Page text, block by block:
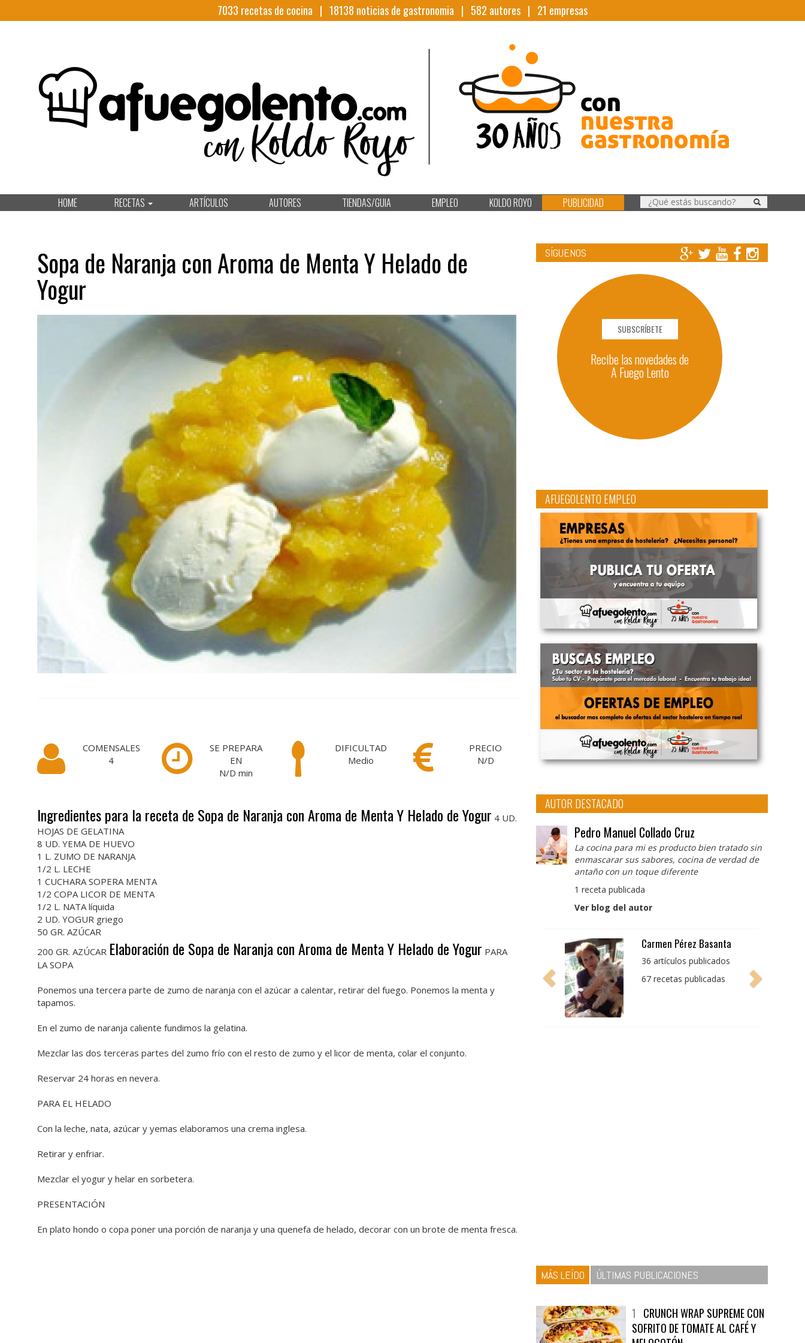
7033 recetas de cocina | 18138 noticias de gastronomia | 582 autores | 21 empresas
HOME RECETAS ARTÍCULOS AUTORES TIENDAS/GUIA EMPLEO KOLDO ROYO PUBLICIDAD
Sopa de Naranja con Aroma de Menta Y Helado de
Yogur
COMENSALES
4
SE PREPARA
EN
N/D min
DIFICULTAD
Medio
PRECIO
N/D
Ingredientes para la receta de Sopa de Naranja con Aroma de Menta Y Helado de Yogur 4 UD.
HOJAS DE GELATINA
8 UD. YEMA DE HUEVO
1 L. ZUMO DE NARANJA
1/2 L. LECHE
1 CUCHARA SOPERA MENTA
1/2 COPA LICOR DE MENTA
1/2 L. NATA líquida
2 UD. YOGUR griego
50 GR. AZÚCAR
200 GR. AZÚCAR Elaboración de Sopa de Naranja con Aroma de Menta Y Helado de Yogur PARA
LA SOPA
Ponemos una tercera parte de zumo de naranja con el azúcar a calentar, retirar del fuego. Ponemos la menta y
tapamos.
En el zumo de naranja caliente fundimos la gelatina.
Mezclar las dos terceras partes del zumo frío con el resto de zumo y el licor de menta, colar el conjunto.
Reservar 24 horas en nevera.
PARA EL HELADO
Con la leche, nata, azúcar y yemas elaboramos una crema inglesa.
Retirar y enfriar.
Mezclar el yogur y helar en sorbetera.
PRESENTACIÓN
En plato hondo o copa poner una porción de naranja y una quenefa de helado, decorar con un brote de menta fresca.
SÍGUENOS
SUBSCRÍBETE
Recibe las novedades de
A Fuego Lento
AFUEGOLENTO EMPLEO
AUTOR DESTACADO
Pedro Manuel Collado Cruz
La cocina para mi es producto bien tratado sin
enmascarar sus sabores, cocina de verdad de
antaño con un toque diferente
1 receta publicada
Ver blog del autor
Pedro Manuel Collado
Cruz
producto bien tratado
MÁS LEÍDO ÚLTIMAS PUBLICACIONES